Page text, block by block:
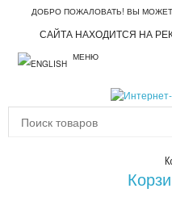
ДОБРО ПОЖАЛОВАТЬ! ВЫ
САЙТА НАХОДИТСЯ НА
МЕНЮ